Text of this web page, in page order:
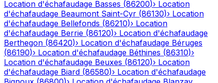
Location d'échafaudage Basses (86200)› Location
d'échafaudage Beaumont Saint-Cyr (86130)› Location
d'échafaudage Bellefonds (86210)› Location
d'échafaudage Berrie (86120)› Location d'échafaudage
Berthegon (86420)› Location d'échafaudage Béruges
(86190)› Location d'échafaudage Béthines (86310)›
Location d'échafaudage Beuxes (86120)› Location
d'échafaudage Biard (86580)› Location d'échafaudage